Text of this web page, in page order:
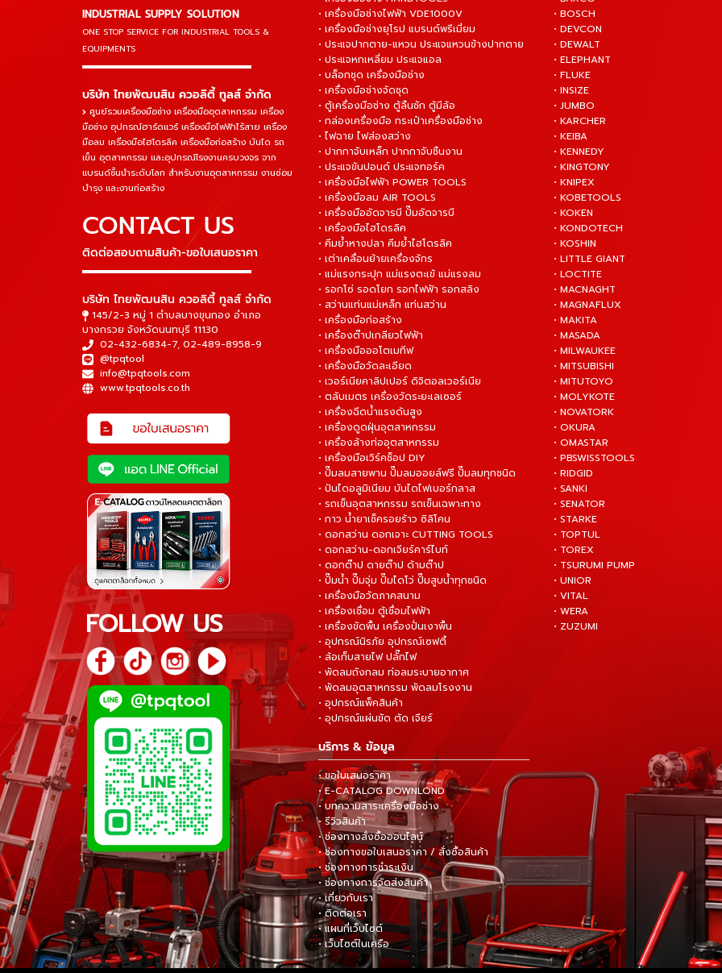
INDUSTRIAL SUPPLY SOLUTION
ONE STOP SERVICE FOR INDUSTRIAL TOOLS &
EQUIPMENTS
▬▬▬▬▬▬▬▬▬▬▬▬▬▬▬
บริษัท ไทยพัฒนสิน ควอลิตี้ ทูลส์ จำกัด
ศูนย์รวมเครื่องมือช่าง เครื่องมืออุตสาหกรรม เครื่อง
มือช่าง อุปกรณ์ฮาร์ดแวร์ เครื่องมือไฟฟ้าไร้สาย เครื่อง
มือลม เครื่องมือไฮโดรลิค เครื่องมือก่อสร้าง บันได รถ
เข็น อุตสาหกรรม และอุปกรณ์โรงงานครบวงจร จาก
แบรนด์ชั้นนำระดับโลก สำหรับงานอุตสาหกรรม งานซ่อม
บำรุง และงานก่อสร้าง
CONTACT US
ติดต่อสอบถามสินค้า-ขอใบเสนอราคา
▬▬▬▬▬▬▬▬▬▬▬▬▬▬▬
บริษัท ไทยพัฒนสิน ควอลิตี้ ทูลส์ จำกัด
145/2-3 หมู่ 1 ตำบลบางขุนกอง อำเภอ
บางกรวย จังหวัดนนทบุรี 11130
02-432-6834-7, 02-489-8958-9
@tpqtool
info@tpqtools.com
www.tpqtools.co.th
FOLLOW US
• เครื่องมือช่างไฟฟ้า VDE1000V
• เครื่องมือช่างยุโรป แบรนด์พรีเมี่ยม
• ประแจปากตาย-แหวน ประแจแหวนข้างปากตาย
• ประแจหกเหลี่ยม ประแจแอล
• บล็อกชุด เครื่องมือช่าง
• เครื่องมือช่างจัดชุด
• ตู้เครื่องมือช่าง ตู้ลิ้นชัก ตู้มีล้อ
• กล่องเครื่องมือ กระเป๋าเครื่องมือช่าง
• ไฟฉาย ไฟส่องสว่าง
• ปากกาจับเหล็ก ปากกาจับชิ้นงาน
• ประแจขันปอนด์ ประแจทอร์ค
• เครื่องมือไฟฟ้า POWER TOOLS
• เครื่องมือลม AIR TOOLS
• เครื่องมืออัดจารบี ปั๊มอัดจารบี
• เครื่องมือไฮโดรลิค
• คีมย้ำหางปลา คีมย้ำไฮโดรลิค
• เต่าเคลื่อนย้ายเครื่องจักร
• แม่แรงกระปุก แม่แรงตะเข้ แม่แรงลม
• รอกโซ่ รอดโยก รอกไฟฟ้า รอกสลิง
• สว่านแท่นแม่เหล็ก แท่นสว่าน
• เครื่องมือก่อสร้าง
• เครื่องต๊าปเกลียวไฟฟ้า
• เครื่องมือออโตเมทีฟ
• เครื่องมือวัดละเอียด
• เวอร์เนียคาลิปเปอร์ ดิจิตอลเวอร์เนีย
• ตลับเมตร เครื่องวัดระยะเลเซอร์
• เครื่องฉีดน้ำแรงดันสูง
• เครื่องดูดฝุ่นอุตสาหกรรม
• เครื่องล้างท่ออุตสาหกรรม
• เครื่องมือเวิร์คช็อป DIY
• ปั๊มลมสายพาน ปั๊มลมออยล์ฟรี ปั๊มลมทุกชนิด
• ปันไดอลูมิเนียม บันไดไฟเบอร์กลาส
• รถเข็นอุตสาหกรรม รถเข็นเฉพาะทาง
• กาว น้ำยาเช็ครอยร้าว ซิลิโคน
• ดอกสว่าน ดอกเจาะ CUTTING TOOLS
• ดอกสว่าน-ดอกเจียร์คาร์ไบท์
• ดอกต๊าป ดายต๊าป ด้ามต๊าป
• ปั๊มน้ำ ปั๊มจุ่ม ปั๊มไดโว่ ปั๊มสูบน้ำทุกชนิด
• เครื่องมือวัดภาคสนาม
• เครื่องเชื่อม ตู้เชื่อมไฟฟ้า
• เครื่องขัดพื้น เครื่องปั่นเงาพื้น
• อุปกรณ์นิรภัย อุปกรณ์เซฟตี้
• ล้อเก็บสายไฟ ปลั๊กไฟ
• พัดลมถังกลม ท่อลมระบายอากาศ
• พัดลมอุตสาหกรรม พัดลมโรงงาน
• อุปกรณ์แพ็คสินค้า
• อุปกรณ์แผ่นขัด ตัด เจียร์
• BOSCH
• DEVCON
• DEWALT
• ELEPHANT
• FLUKE
• INSIZE
• JUMBO
• KARCHER
• KEIBA
• KENNEDY
• KINGTONY
• KNIPEX
• KOBETOOLS
• KOKEN
• KONDOTECH
• KOSHIN
• LITTLE GIANT
• LOCTITE
• MACNAGHT
• MAGNAFLUX
• MAKITA
• MASADA
• MILWAUKEE
• MITSUBISHI
• MITUTOYO
• MOLYKOTE
• NOVATORK
• OKURA
• OMASTAR
• PBSWISSTOOLS
• RIDGID
• SANKI
• SENATOR
• STARKE
• TOPTUL
• TOREX
• TSURUMI PUMP
• UNIOR
• VITAL
• WERA
• ZUZUMI
บริการ & ข้อมูล
• ขอใบเสนอราคา
• E-CATALOG DOWNLOND
• บทความสาระเครื่องมือช่าง
• รีวิวสินค้า
• ช่องทางสั่งซื้อออนไลน์
• ช่องทางขอใบเสนอราคา / สั่งซื้อสินค้า
• ช่องทางการชำระเงิน
• ช่องทางการจัดส่งสินค้า
• เกี่ยวกับเรา
• ติดต่อเรา
• แผนที่เว็บไซต์
• เว็บไซต์ในเครือ